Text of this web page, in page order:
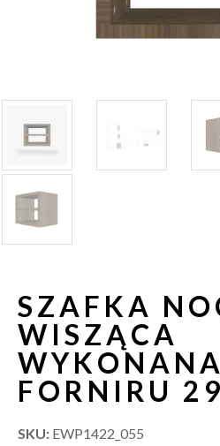
SZAFKA
WISZĄCA
FORNIRU
SKU: EWP1422_055